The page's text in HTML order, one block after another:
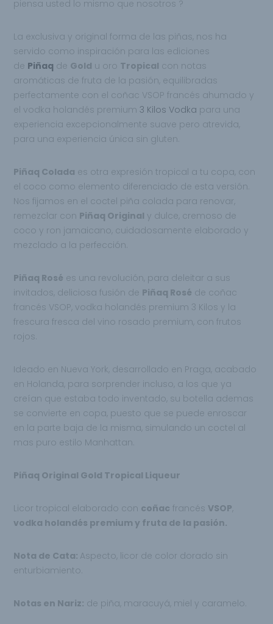
piensa usted lo mismo que nosotros ?
La exclusiva y original forma de las piñas, nos ha
servido como inspiración para las ediciones
de Piñaq de Gold u oro Tropical con notas
aromáticas de fruta de la pasión, equilibradas
perfectamente con el coñac VSOP francés ahumado y
el vodka holandés premium3 Kilos Vodka para una
experiencia excepcionalmente suave pero atrevida,
para una experiencia única sin gluten.
Piñaq Colada es otra expresión tropical a tu copa, con
el coco como elemento diferenciado de esta versión.
Nos fijamos en el coctel piña colada para renovar,
remezclar con Piñaq Original y dulce, cremoso de
coco y ron jamaicano, cuidadosamente elaborado y
mezclado a la perfección.
Piñaq Rosé es una revolución, para deleitar a sus
invitados, deliciosa fusión de Piñaq Rosé de coñac
francés VSOP, vodka holandés premium 3 Kilos y la
frescura fresca del vino rosado premium, con frutos
rojos.
Ideado en Nueva York, desarrollado en Praga, acabado
en Holanda, para sorprender incluso, a los que ya
creían que estaba todo inventado, su botella ademas
se convierte en copa, puesto que se puede enroscar
en la parte baja de la misma, simulando un coctel al
mas puro estilo Manhattan.
Piñaq Original Gold Tropical Liqueur
Licor tropical elaborado con coñac francés VSOP,
vodka holandés premium y fruta de la pasión.
Nota de Cata: Aspecto, licor de color dorado sin
enturbiamiento.
Notas en Nariz: de piña, maracuyá, miel y caramelo.